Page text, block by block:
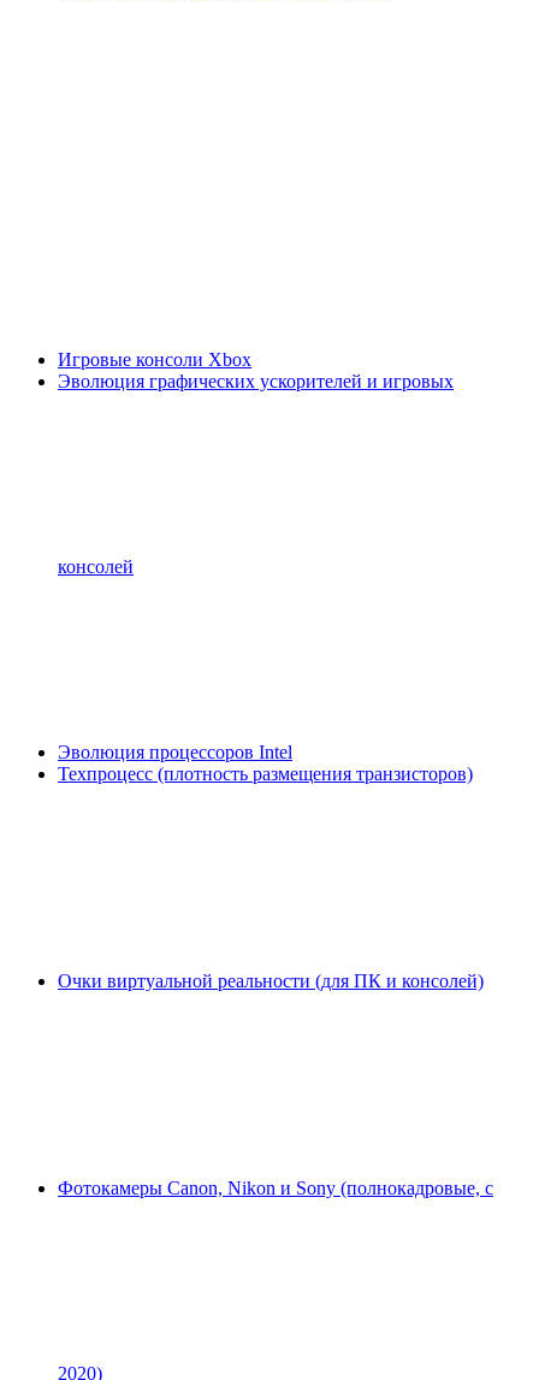
Игровые консоли Xbox
Эволюция графических ускорителей и игровых
консолей
Эволюция процессоров Intel
Техпроцесс (плотность размещения транзисторов)
Очки виртуальной реальности (для ПК и консолей)
Фотокамеры Canon, Nikon и Sony (полнокадровые, с
2020)